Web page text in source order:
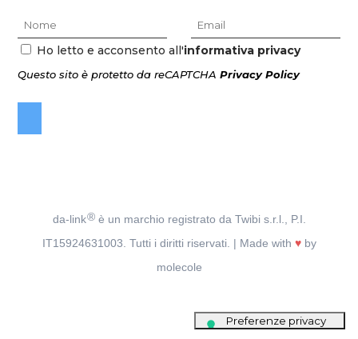
Ho letto e acconsento all'informativa privacy
Questo sito è protetto da reCAPTCHAPrivacy Policy
da-link®è un marchio registrato da Twibi s.r.l., P.I.
IT15924631003. Tutti i diritti riservati. | Made with ♥by
molecole